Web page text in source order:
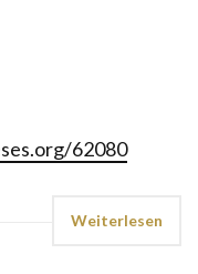
62080
Weiterlesen